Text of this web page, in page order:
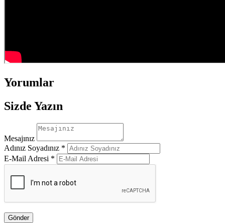
Yorumlar
Sizde Yazın
Mesajınız
Adınız Soyadınız *
E-Mail Adresi *
Gönder